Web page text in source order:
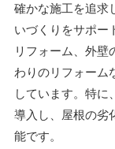
確かな施工を追求
いづくりをサポー
リフォーム、外壁
わりのリフォーム
しています。特に
導入し、屋根の劣
能です。